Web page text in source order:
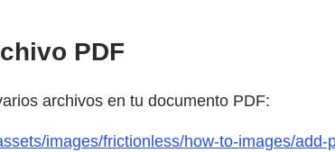
PDF
archivos en tu documento PDF:
images/frictionless/how-to-images/